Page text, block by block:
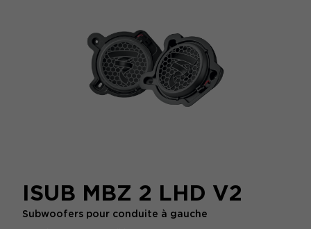
ISUB MBZ 2 LHD V2
Subwoofers pour conduite à gauche